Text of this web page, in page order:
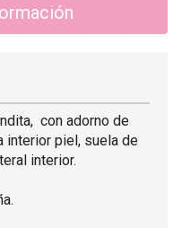
con adorno de
interior piel, suela de
interior.